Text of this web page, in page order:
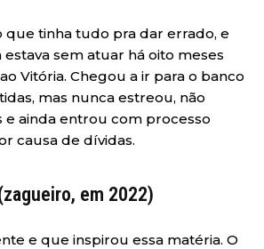
que tinha tudo pra dar errado, e
sem atuar há oito meses
Vitória. Chegou a ir para o banco
mas nunca estreou, não
e ainda entrou com processo
causa de dívidas.
em 2022)
e que inspirou essa matéria. O